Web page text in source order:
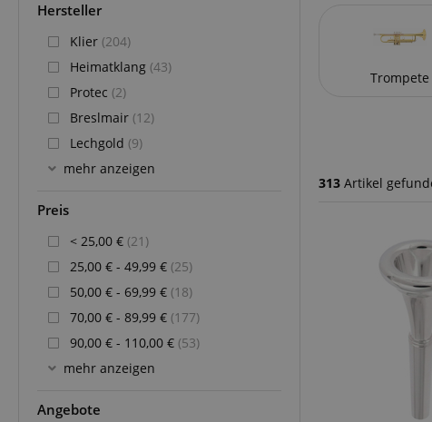
Trompete
313 Artikel
Hersteller
Klier (204)
Heimatklang (43)
Protec (2)
Breslmair (12)
Lechgold (9)
mehr anzeigen
Preis
< 25,00 € (21)
25,00 € - 49,99 € (25)
50,00 € - 69,99 € (18)
70,00 € - 89,99 € (177)
90,00 € - 110,00 € (53)
mehr anzeigen
Angebote